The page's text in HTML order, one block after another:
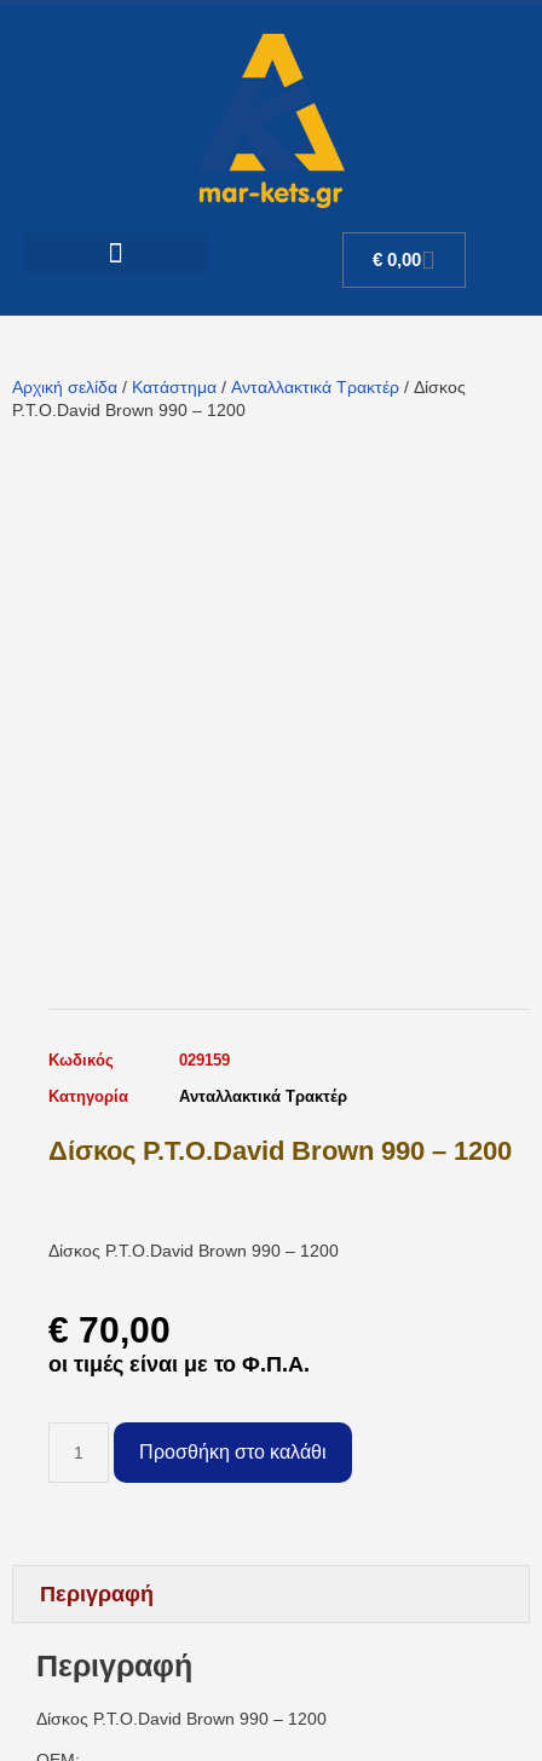
€ 0,00
Αρχική σελίδα / Κατάστημα / Ανταλλακτικά Τρακτέρ / Δίσκος
P.T.O.David Brown 990 – 1200
Κωδικός
029159
Κατηγορία
Ανταλλακτικά Τρακτέρ
Δίσκος P.T.O.David Brown 990 – 1200
Δίσκος P.T.O.David Brown 990 – 1200
€ 70,00
οι τιμές είναι με το Φ.Π.Α.
Προσθήκη στο καλάθι
Περιγραφή
Περιγραφή
Δίσκος P.T.O.David Brown 990 – 1200